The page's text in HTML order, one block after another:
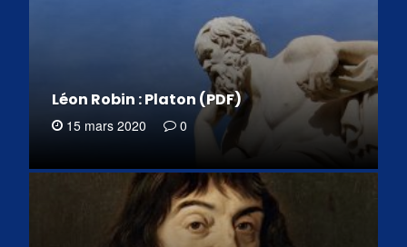
Léon Robin : Platon (PDF)
15 mars 2020 0